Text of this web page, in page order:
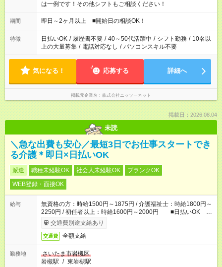
は一例です！その他シフトもご相談ください！
期間 即日～2ヶ月以上 ■開始日の相談OK！
特徴 日払いOK / 履歴書不要 / 40～50代活躍中 / シフト勤務 / 10名以
上の大量募集 / 電話対応なし / パソコンスキル不要
気になる！ 応募する 詳細へ
掲載元企業名 株式会社ニッソーネット
掲載日：2026.08.04
未読
＼急な出費も安心／最短3日でお仕事スタートでき
る介護＊即日×日払いOK
派遣 職種未経験OK 社会人未経験OK
ブランクOK
WEB登録・面接OK
給与
無資格の方：時給1500円～1875円 / 介護福祉士：時給1800円～
2250円 / 初任者以上：時給1600円～2000円 ■日払いOK ■
日収例：1万2000円（時給1500円×8h）
交通費別途支給あり
交通費 全額支給
勤務地
さいたま市岩槻区
岩槻駅 / 東岩槻駅